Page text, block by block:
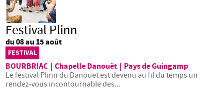
Festival Plinn
du 08 au 15 août
FESTIVAL
BOURBRIAC Chapelle Danouët
Pays de Guingamp
Le festival Plinn du Danouët est devenu au fil du temps un
rendez-vous incontournable des...